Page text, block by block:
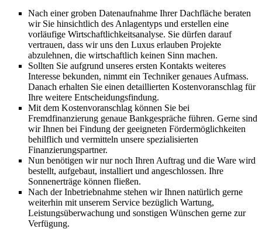
Nach einer groben Datenaufnahme Ihrer Dachfläche beraten
wir Sie hinsichtlich des Anlagentyps und erstellen eine
vorläufige Wirtschaftlichkeitsanalyse. Sie dürfen darauf
vertrauen, dass wir uns den Luxus erlauben Projekte
abzulehnen, die wirtschaftlich keinen Sinn machen.
Sollten Sie aufgrund unseres ersten Kontakts weiteres
Interesse bekunden, nimmt ein Techniker genaues Aufmass.
Danach erhalten Sie einen detaillierten Kostenvoranschlag für
Ihre weitere Entscheidungsfindung.
Mit dem Kostenvoranschlag können Sie bei
Fremdfinanzierung genaue Bankgespräche führen. Gerne sind
wir Ihnen bei Findung der geeigneten Fördermöglichkeiten
behilflich und vermitteln unsere spezialisierten
Finanzierungspartner.
Nun benötigen wir nur noch Ihren Auftrag und die Ware wird
bestellt, aufgebaut, installiert und angeschlossen. Ihre
Sonnenerträge können fließen.
Nach der Inbetriebnahme stehen wir Ihnen natürlich gerne
weiterhin mit unserem Service bezüglich Wartung,
Leistungsüberwachung und sonstigen Wünschen gerne zur
Verfügung.